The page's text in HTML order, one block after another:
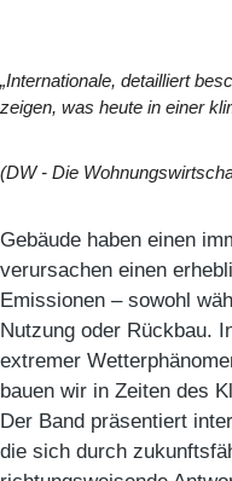
„Internationale, detailliert
zeigen, was heute in einer
(DW - Die
Gebäude haben einen
verursachen einen
Emissionen – sowohl
Nutzung oder Rückbau.
extremer
bauen wir in Zeiten des
Der Band präsentiert
die sich durch